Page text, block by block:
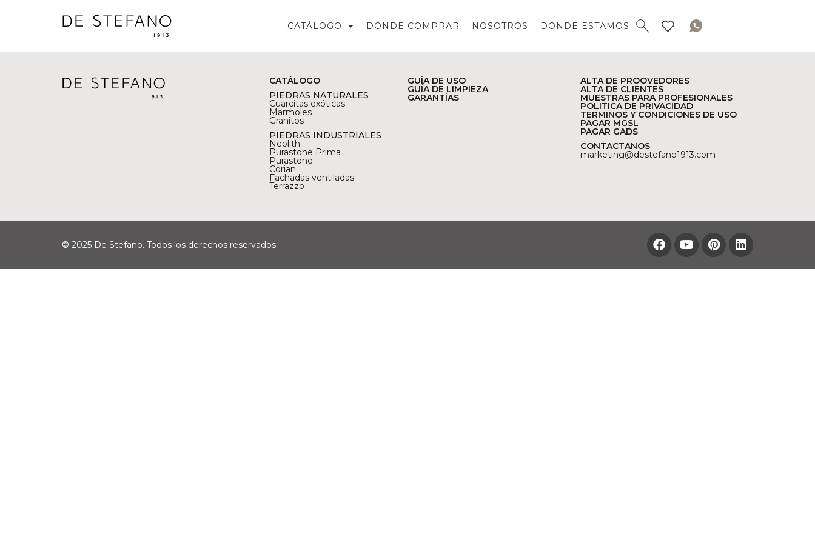
CATÁLOGO DÓNDE COMPRAR NOSOTROS DÓNDE ESTAMOS
CATÁLOGO
PIEDRAS NATURALES
Cuarcitas exóticas
Marmoles
Granitos
PIEDRAS INDUSTRIALES
Neolith
Purastone Prima
Purastone
Corian
Fachadas ventiladas
Terrazzo
GUÍA DE USO
GUÍA DE LIMPIEZA
GARANTÍAS
ALTA DE PROOVEDORES
ALTA DE CLIENTES
MUESTRAS PARA PROFESIONALES
POLITICA DE PRIVACIDAD
TERMINOS Y CONDICIONES DE USO
PAGAR MGSL
PAGAR GADS
CONTACTANOS
marketing@destefano1913.com
© 2025 De Stefano. Todos los derechos reservados.